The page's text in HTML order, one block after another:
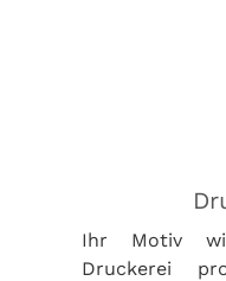
Ihr Motiv
Druckerei